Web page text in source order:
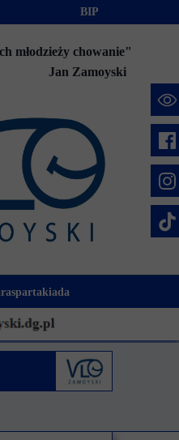
"Jesteśmy z Wami"
Stypendialny "Jesteśmy
Integracja szkolna
Geneza i idea
młodzieży chowanie"
BIP
Jan Zamoyski